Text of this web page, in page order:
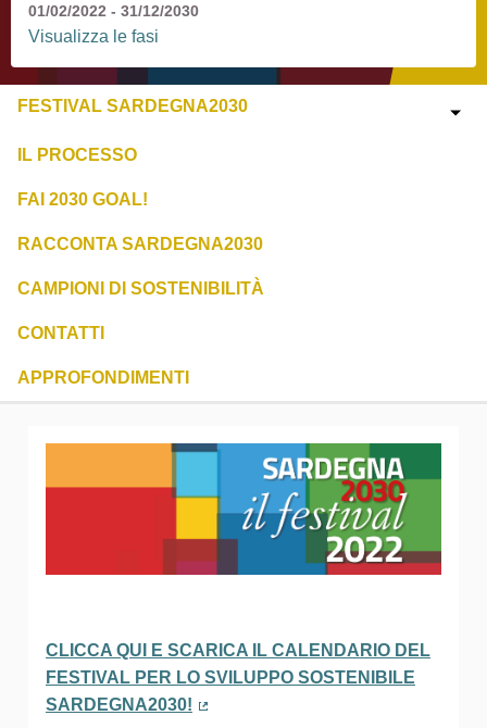
01/02/2022 - 31/12/2030
Visualizza le fasi
FESTIVAL SARDEGNA2030
IL PROCESSO
FAI 2030 GOAL!
RACCONTA SARDEGNA2030
CAMPIONI DI SOSTENIBILITÀ
CONTATTI
APPROFONDIMENTI
CLICCA QUI E SCARICA IL CALENDARIO DEL
FESTIVAL PER LO SVILUPPO SOSTENIBILE
SARDEGNA2030!